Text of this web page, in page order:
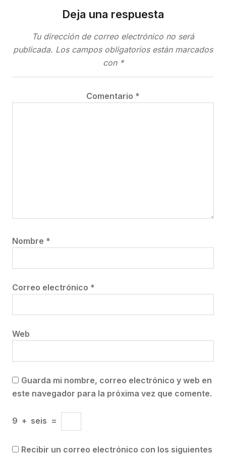
Deja una respuesta
Tu dirección de correo electrónico no será
publicada. Los campos obligatorios están marcados
con *
Comentario *
Nombre *
Correo electrónico *
Web
Guarda mi nombre, correo electrónico y web en
este navegador para la próxima vez que comente.
9 + seis =
Recibir un correo electrónico con los siguientes